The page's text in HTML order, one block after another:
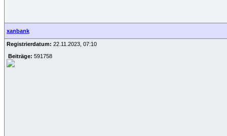
xanbank
Registrierdatum: 22.11.2023, 07:10
Beiträge: 591758